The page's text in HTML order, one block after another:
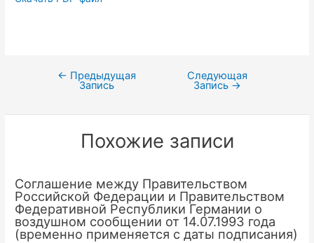
Навигация
записям
← Предыдущая
Запись
Следующая
Запись →
Похожие записи
Соглашение между Правительством
Российской Федерации и Правительством
Федеративной Республики Германии о
воздушном сообщении от 14.07.1993 года
(временно применяется с даты подписания)